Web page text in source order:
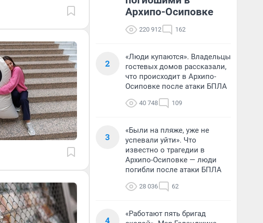
Архипо-Осиповке
220 912 162
2
«Люди купаются». Владельцы
гостевых домов рассказали,
что происходит в Архипо-
Осиповке после атаки БПЛА
40 748 109
3
«Были на пляже, уже не
успевали уйти». Что
известно о трагедии в
Архипо-Осиповке — люди
погибли после атаки БПЛА
28 036 62
4
«Работают пять бригад